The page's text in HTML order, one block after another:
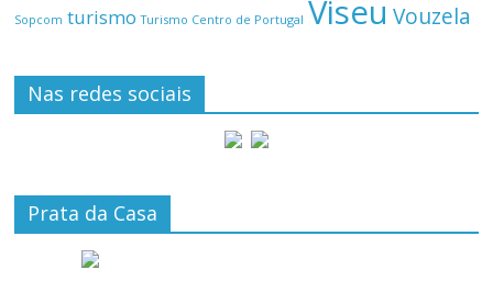
Sopcom turismo Turismo Centro de Portugal Viseu Vouzela
Nas redes sociais
Prata da Casa